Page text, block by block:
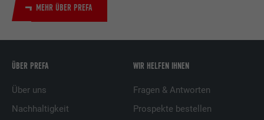
MEHR ÜBER PREFA
ÜBER PREFA
Über uns
Nachhaltigkeit
WIR HELFEN IHNEN
Fragen & Antworten
Prospekte bestellen